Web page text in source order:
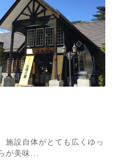
施設自体がとても広くゆっ
が美味...